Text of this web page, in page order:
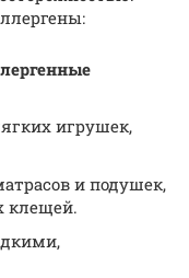
игрушек,
и подушек,
клещей.